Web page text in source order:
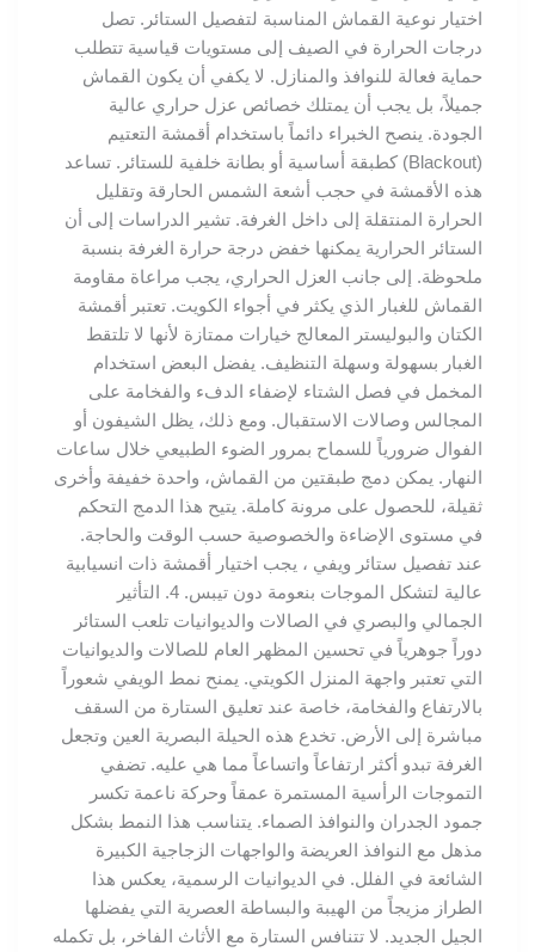
اختيار نوعية القماش المناسبة لتفصيل الستائر. تصل
درجات الحرارة في الصيف إلى مستويات قياسية تتطلب
حماية فعالة للنوافذ والمنازل. لا يكفي أن يكون القماش
جميلاً، بل يجب أن يمتلك خصائص عزل حراري عالية
الجودة. ينصح الخبراء دائماً باستخدام أقمشة التعتيم
(Blackout) كطبقة أساسية أو بطانة خلفية للستائر. تساعد
هذه الأقمشة في حجب أشعة الشمس الحارقة وتقليل
الحرارة المنتقلة إلى داخل الغرفة. تشير الدراسات إلى أن
الستائر الحرارية يمكنها خفض درجة حرارة الغرفة بنسبة
ملحوظة. إلى جانب العزل الحراري، يجب مراعاة مقاومة
القماش للغبار الذي يكثر في أجواء الكويت. تعتبر أقمشة
الكتان والبوليستر المعالج خيارات ممتازة لأنها لا تلتقط
الغبار بسهولة وسهلة التنظيف. يفضل البعض استخدام
المخمل في فصل الشتاء لإضفاء الدفء والفخامة على
المجالس وصالات الاستقبال. ومع ذلك، يظل الشيفون أو
الفوال ضرورياً للسماح بمرور الضوء الطبيعي خلال ساعات
النهار. يمكن دمج طبقتين من القماش، واحدة خفيفة وأخرى
ثقيلة، للحصول على مرونة كاملة. يتيح هذا الدمج التحكم
في مستوى الإضاءة والخصوصية حسب الوقت والحاجة.
عند تفصيل ستائر ويفي ، يجب اختيار أقمشة ذات انسيابية
عالية لتشكل الموجات بنعومة دون تيبس. 4. التأثير
الجمالي والبصري في الصالات والديوانيات تلعب الستائر
دوراً جوهرياً في تحسين المظهر العام للصالات والديوانيات
التي تعتبر واجهة المنزل الكويتي. يمنح نمط الويفي شعوراً
بالارتفاع والفخامة، خاصة عند تعليق الستارة من السقف
مباشرة إلى الأرض. تخدع هذه الحيلة البصرية العين وتجعل
الغرفة تبدو أكثر ارتفاعاً واتساعاً مما هي عليه. تضفي
التموجات الرأسية المستمرة عمقاً وحركة ناعمة تكسر
جمود الجدران والنوافذ الصماء. يتناسب هذا النمط بشكل
مذهل مع النوافذ العريضة والواجهات الزجاجية الكبيرة
الشائعة في الفلل. في الديوانيات الرسمية، يعكس هذا
الطراز مزيجاً من الهيبة والبساطة العصرية التي يفضلها
الجيل الجديد. لا تتنافس الستارة مع الأثاث الفاخر، بل تكمله